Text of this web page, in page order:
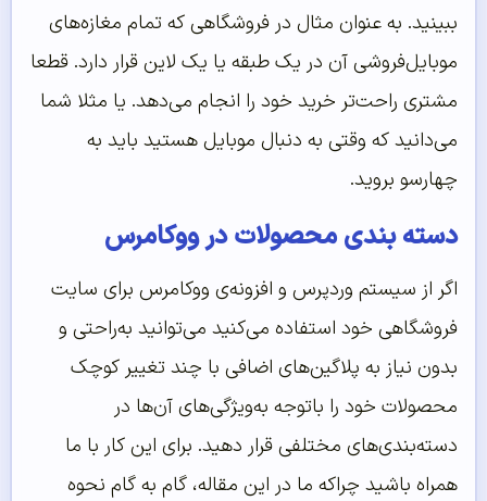
ببینید. به عنوان مثال در فروشگاهی که تمام مغازه‌های
موبایل‌فروشی آن در یک طبقه یا یک لاین قرار دارد. قطعا
مشتری راحت‌تر خرید خود را انجام می‌دهد. یا مثلا شما
می‌دانید که وقتی به دنبال موبایل هستید باید به
چهارسو بروید.
دسته بندی محصولات در ووکامرس
اگر از سیستم وردپرس و افزونه‌ی ووکامرس برای سایت
فروشگاهی خود استفاده می‌کنید می‌توانید به‌راحتی و
بدون نیاز به پلاگین‌های اضافی با چند تغییر کوچک
محصولات خود را باتوجه به‌ویژگی‌های آن‌ها در
دسته‌بندی‌های مختلفی قرار دهید. برای این کار با ما
همراه باشید چراکه ما در این مقاله، گام به گام نحوه